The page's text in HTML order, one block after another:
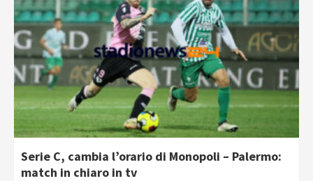
Serie C, cambia l’orario di Monopoli – Palermo:
match in chiaro in tv